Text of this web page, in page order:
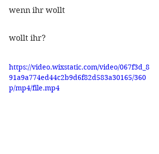
wenn ihr wollt
wollt ihr?
https://video.wixstatic.com/video/067f3d_8
91a9a774ed44c2b9d6f82d583a30165/360
p/mp4/file.mp4